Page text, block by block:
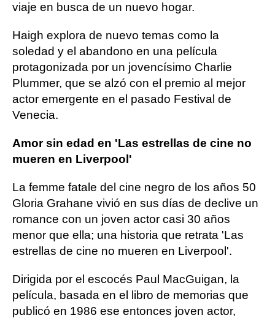
viaje en busca de un nuevo hogar.
Haigh explora de nuevo temas como la
soledad y el abandono en una película
protagonizada por un jovencísimo Charlie
Plummer, que se alzó con el premio al mejor
actor emergente en el pasado Festival de
Venecia.
Amor sin edad en 'Las estrellas de cine no
mueren en Liverpool'
La femme fatale del cine negro de los años 50
Gloria Grahane vivió en sus días de declive un
romance con un joven actor casi 30 años
menor que ella; una historia que retrata 'Las
estrellas de cine no mueren en Liverpool'.
Dirigida por el escocés Paul MacGuigan, la
película, basada en el libro de memorias que
publicó en 1986 ese entonces joven actor,